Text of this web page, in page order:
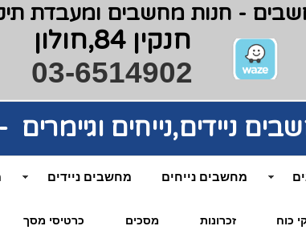
מחשבים נייחים מחשבים ניידים
כוח זכרונות מסכים כרטיסי מסך
- חנות מחשבים ומעבדת
חנקין 84,חולון
03-6514902
ניידים,נייחים